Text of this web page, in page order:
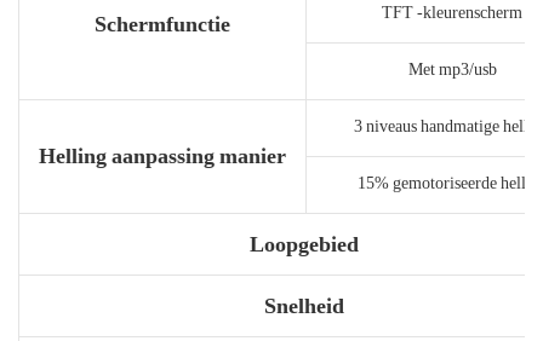
Schermfunctie TFT -kleurenscherm
Met mp3/usb
Helling aanpassing manier
3 niveaus handmatige
15% gemotoriseerde
Loopgebied
Snelheid